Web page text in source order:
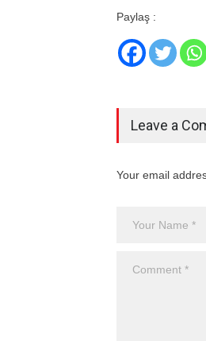
Paylaş :
Leave a
Your email